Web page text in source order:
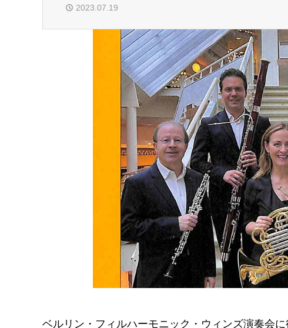
2023.07.19
ベルリン・フィルハーモニック・ウィンズ演奏会に